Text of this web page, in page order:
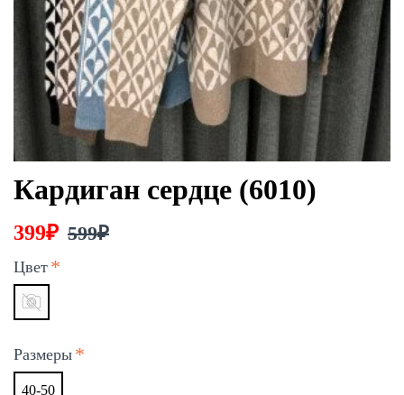
Кардиган сердце (6010)
399₽ 599₽
Цвет
Размеры
40-50